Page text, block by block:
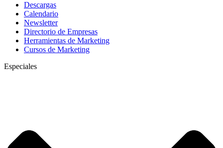
Descargas
Calendario
Newsletter
Directorio de Empresas
Herramientas de Marketing
Cursos de Marketing
Especiales